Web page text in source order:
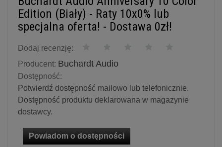
Edition (Biały) - Raty 10x0% lub
specjalna oferta! - Dostawa 0zł!
Dodaj recenzję:
Producent: Buchardt Audio
Dostępność:
Potwierdź dostępność mailowo lub telefonicznie.
Dostępność produktu deklarowana w magazynie
dostawcy.
Powiadom o dostępności